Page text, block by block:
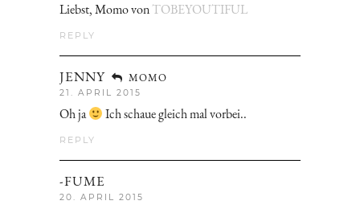
Liebst, Momo vonTOBEYOUTIFUL
REPLY
JENNY MOMO
21. APRIL 2015
Oh ja Ich schaue gleich mal vorbei..
REPLY
-FUME
20. APRIL 2015